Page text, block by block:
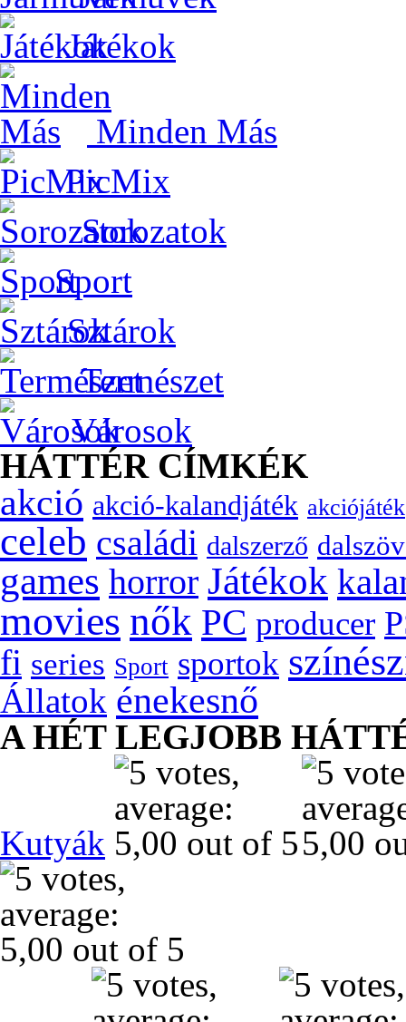
Játékok
Minden Más
PicMix
Sorozatok
Sport
Sztárok
Természet
Városok
HÁTTÉR CÍMKÉK
akció akció-kalandjáték akciójáték
celeb családi dalszerző
games horror Játékok
movies nők PC producer
fi series Sport sportok
Állatok énekesnő
A HÉT LEGJOBB
Kutyák